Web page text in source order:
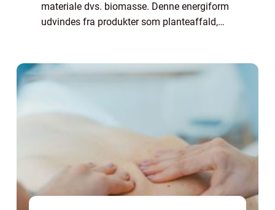
materiale dvs. biomasse. Denne energiform
udvindes fra produkter som planteaffald,